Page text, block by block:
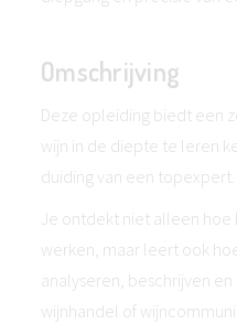
Omschrijving
Deze opleiding biedt een
wijn in de diepte te leren
duiding van een topexpert.
Je ontdekt niet alleen hoe
werken, maar leert ook
analyseren, beschrijven
wijnhandel of